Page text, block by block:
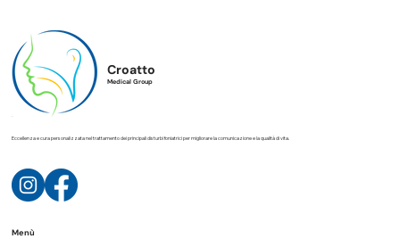
Croatto
Medical Group
Eccellenza e cura personalizzata nel trattamento dei principali disturbi foniatrici per migliorare la comunicazione e la qualità di vita.
Menù